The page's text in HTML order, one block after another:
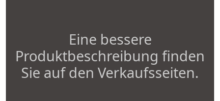
Eine bessere
Produktbeschreibung finden
Sie auf den Verkaufsseiten.